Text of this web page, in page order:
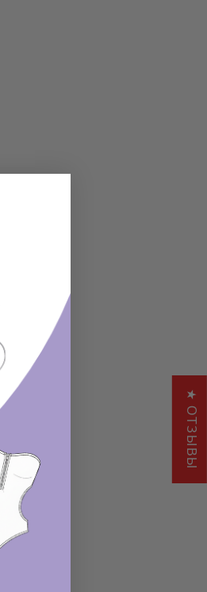
★ ОТЗЫВЫ